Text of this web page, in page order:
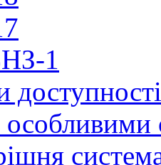
1
особливими